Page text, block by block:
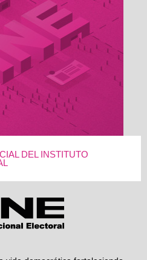
DEL INSTITUTO